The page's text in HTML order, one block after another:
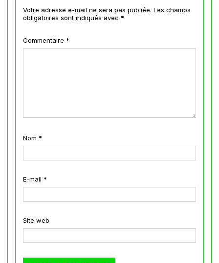
Votre adresse e-mail ne sera pas publiée. Les champs
obligatoires sont indiqués avec *
Commentaire *
Nom *
E-mail *
Site web